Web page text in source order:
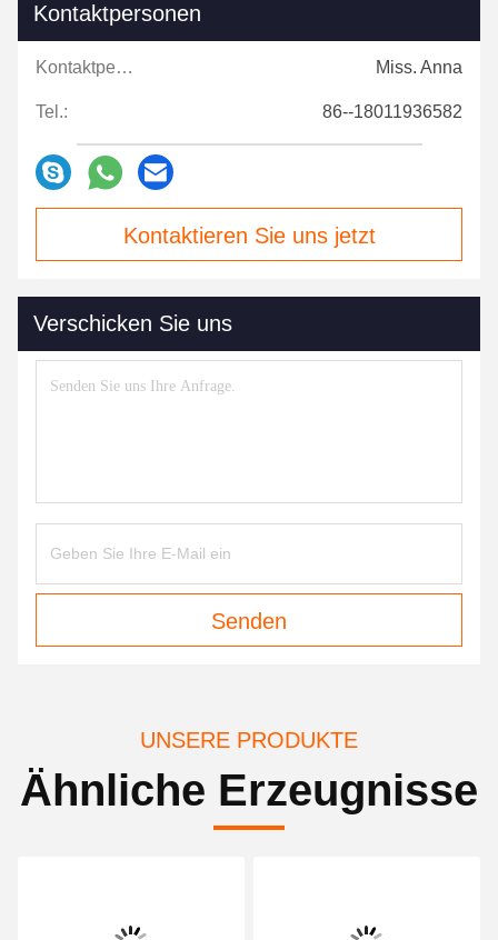
Kontaktpersonen
Kontaktpersonen: Miss. Anna
Tel.: 86--18011936582
Kontaktieren Sie uns jetzt
Verschicken Sie uns
Senden
UNSERE PRODUKTE
Ähnliche Erzeugnisse